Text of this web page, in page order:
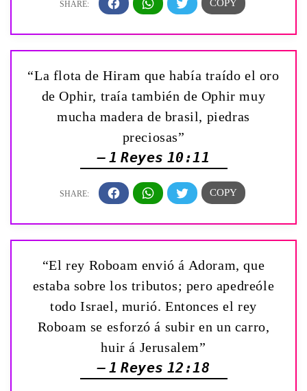
“La flota de Hiram que había traído el oro
de Ophir, traía también de Ophir muy
mucha madera de brasil, piedras
preciosas”
— 1 Reyes 10:11
“El rey Roboam envió á Adoram, que
estaba sobre los tributos; pero apedreóle
todo Israel, murió. Entonces el rey
Roboam se esforzó á subir en un carro,
huir á Jerusalem”
— 1 Reyes 12:18